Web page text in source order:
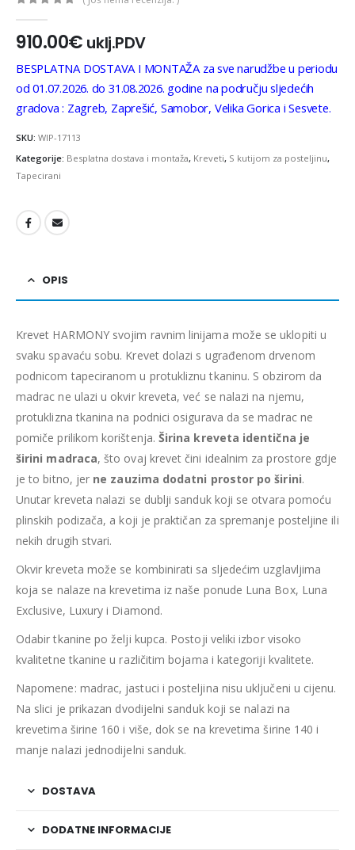
910.00€ uklj.PDV
BESPLATNA DOSTAVA I MONTAŽA za sve narudžbe u periodu
od 01.07.2026. do 31.08.2026. godine na području sljedećih
gradova : Zagreb, Zaprešić, Samobor, Velika Gorica i Sesvete.
SKU: WIP-17113
Kategorije: Besplatna dostava i montaža, Kreveti, S kutijom za posteljinu,
Tapecirani
OPIS
Krevet HARMONY svojim ravnim linijama može se uklopiti u
svaku spavaću sobu. Krevet dolazi s ugrađenom drvenom
podnicom tapeciranom u protukliznu tkaninu. S obzirom da
madrac ne ulazi u okvir kreveta, već se nalazi na njemu,
protuklizna tkanina na podnici osigurava da se madrac ne
pomiče prilikom korištenja. Širina kreveta identična je
širini madraca, što ovaj krevet čini idealnim za prostore gdje
je to bitno, jer ne zauzima dodatni prostor po širini.
Unutar kreveta nalazi se dublji sanduk koji se otvara pomoću
plinskih podizača, a koji je praktičan za spremanje posteljine ili
nekih drugih stvari.
Okvir kreveta može se kombinirati sa sljedećim uzglavljima
koja se nalaze na krevetima iz naše ponude Luna Box, Luna
Exclusive, Luxury i Diamond.
Odabir tkanine po želji kupca. Postoji veliki izbor visoko
kvalitetne tkanine u različitim bojama i kategoriji kvalitete.
Napomene: madrac, jastuci i posteljina nisu uključeni u cijenu.
Na slici je prikazan dvodijelni sanduk koji se nalazi na
krevetima širine 160 i više, dok se na krevetima širine 140 i
manje nalazi jednodijelni sanduk.
DOSTAVA
DODATNE INFORMACIJE